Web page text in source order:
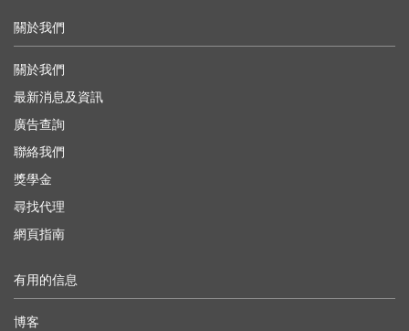
關於我們
關於我們
最新消息及資訊
廣告查詢
聯絡我們
獎學金
尋找代理
網頁指南
有用的信息
博客